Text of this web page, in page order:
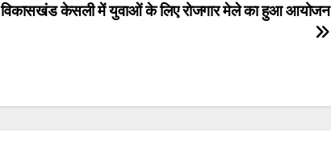
विकासखंड केसली में युवाओं के लिए रोजगार मेले का हुआ आयोजन